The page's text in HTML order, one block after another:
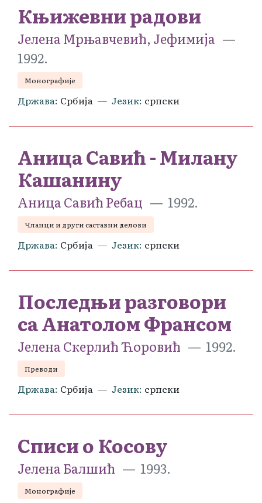
Књижевни радови
Јелена Мрњавчевић, Јефимија
1992.
Монографије
Држава Србија Језик српски
Аница Савић - Милану
Кашанину
Аница Савић Ребац 1992.
Чланци и други саставни делови
Држава Србија Језик српски
Последњи разговори
са Анатолом Франсом
Јелена Скерлић Ћоровић 1992.
Преводи
Држава Србија Језик српски
Списи о Косову
Јелена Балшић 1993.
Монографије